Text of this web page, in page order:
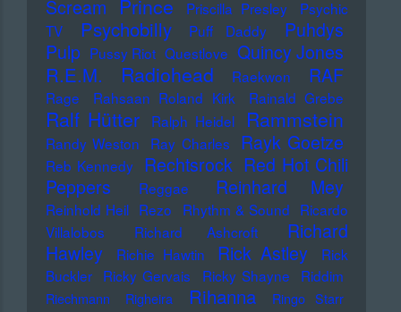
Scream
Prince Priscilla Presley
Psychic
TV
Psychobilly Puff Daddy
Puhdys
Pulp Pussy Riot Questlove Quincy Jones
R.E.M. Radiohead Raekwon RAF
Rage Rahsaan Roland Kirk Rainald Grebe
Ralf Hütter Ralph Heidel Rammstein
Randy Weston Ray Charles Rayk Goetze
Reb Kennedy Rechtsrock Red Hot Chili
Peppers
Reggae Reinhard Mey
Reinhold Heil Rezo Rhythm & Sound Ricardo
Villalobos
Richard Ashcroft
Richard
Hawley
Richie Hawtin Rick Astley
Rick
Buckler
Ricky Gervais Ricky Shayne Riddim
Riechmann Righeira Rihanna Ringo Starr